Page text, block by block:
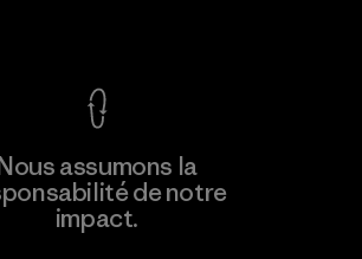
assumons la
de notre
impact.